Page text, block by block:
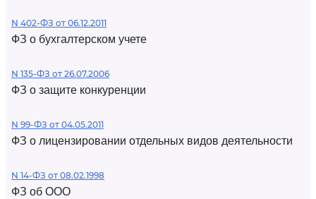
N 402-ФЗ от 06.12.2011
ФЗ о бухгалтерском учете
N 135-ФЗ от 26.07.2006
ФЗ о защите конкуренции
N 99-ФЗ от 04.05.2011
ФЗ о лицензировании отдельных видов деятельности
N 14-ФЗ от 08.02.1998
ФЗ об ООО